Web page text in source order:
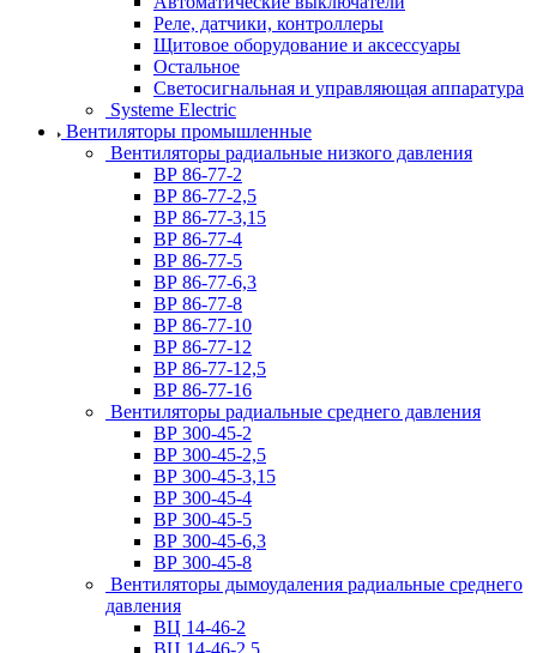
Реле, датчики, контроллеры
Щитовое оборудование и аксессуары
Остальное
Светосигнальная и управляющая аппаратура
Systeme Electric
Вентиляторы промышленные
Вентиляторы радиальные низкого давления
ВР 86-77-2
ВР 86-77-2,5
ВР 86-77-3,15
ВР 86-77-4
ВР 86-77-5
ВР 86-77-6,3
ВР 86-77-8
ВР 86-77-10
ВР 86-77-12
ВР 86-77-12,5
ВР 86-77-16
Вентиляторы радиальные среднего давления
ВР 300-45-2
ВР 300-45-2,5
ВР 300-45-3,15
ВР 300-45-4
ВР 300-45-5
ВР 300-45-6,3
ВР 300-45-8
Вентиляторы дымоудаления радиальные среднего
давления
ВЦ 14-46-2
ВЦ 14-46-2,5